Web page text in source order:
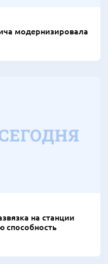
модернизировала
на станции
способность